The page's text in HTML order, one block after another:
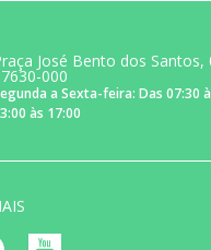
José Bento dos Santos,
000
a Sexta-feira: Das 07:30
às 17:00